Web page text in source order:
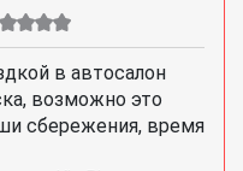
в автосалон
возможно это
сбережения, время